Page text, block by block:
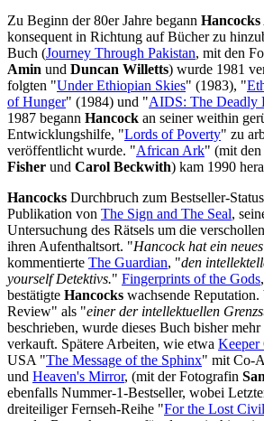
Zu Beginn der 80er Jahre begann Hancocks
konsequent in Richtung auf Bücher zu
Buch (Journey Through Pakistan, mit den
Amin und Duncan Willetts) wurde 1981
folgten "Under Ethiopian Skies" (1983), "
of Hunger" (1984) und "AIDS: The Deadly
1987 begann Hancock an seiner weithin
Entwicklungshilfe, "Lords of Poverty" zu
veröffentlicht wurde. "African Ark" (mit
Fisher und Carol Beckwith) kam 1990
Hancocks Durchbruch zum Bestseller-
Publikation von The Sign and The Seal,
Untersuchung des Rätsels um die
ihren Aufenthaltsort. "Hancock hat ein
kommentierte The Guardian, "den
yourself Detektivs." Fingerprints of the Gods
bestätigte Hancocks wachsende
Review" als "einer der intellektuellen
beschrieben, wurde dieses Buch bisher
verkauft. Spätere Arbeiten, wie etwa Keeper
USA "The Message of the Sphinx" mit Co-
und Heaven's Mirror, (mit der Fotografin
ebenfalls Nummer-1-Bestseller, wobei
dreiteiliger Fernseh-Reihe "For the Lost